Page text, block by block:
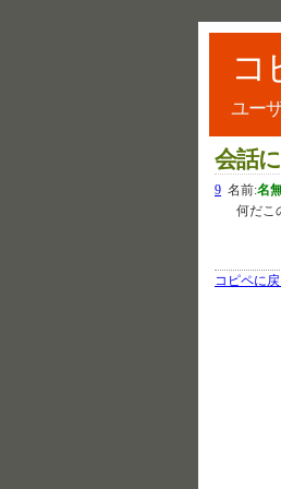
コ
ユー
会話
9 名前:名
何だこ
コピペに